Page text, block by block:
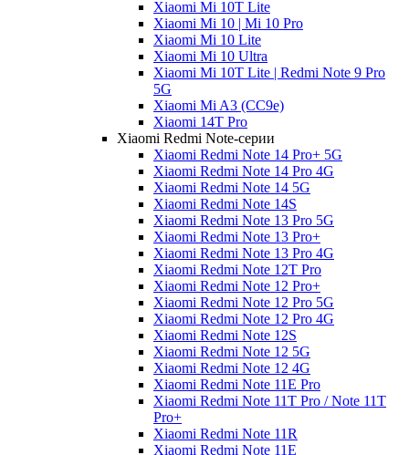
Xiaomi Mi 10T Lite
Xiaomi Mi 10 | Mi 10 Pro
Xiaomi Mi 10 Lite
Xiaomi Mi 10 Ultra
Xiaomi Mi 10T Lite | Redmi Note 9 Pro
5G
Xiaomi Mi A3 (CC9e)
Xiaomi 14T Pro
Xiaomi Redmi Note-серии
Xiaomi Redmi Note 14 Pro+ 5G
Xiaomi Redmi Note 14 Pro 4G
Xiaomi Redmi Note 14 5G
Xiaomi Redmi Note 14S
Xiaomi Redmi Note 13 Pro 5G
Xiaomi Redmi Note 13 Pro+
Xiaomi Redmi Note 13 Pro 4G
Xiaomi Redmi Note 12T Pro
Xiaomi Redmi Note 12 Pro+
Xiaomi Redmi Note 12 Pro 5G
Xiaomi Redmi Note 12 Pro 4G
Xiaomi Redmi Note 12S
Xiaomi Redmi Note 12 5G
Xiaomi Redmi Note 12 4G
Xiaomi Redmi Note 11E Pro
Xiaomi Redmi Note 11T Pro / Note 11T
Pro+
Xiaomi Redmi Note 11R
Xiaomi Redmi Note 11E